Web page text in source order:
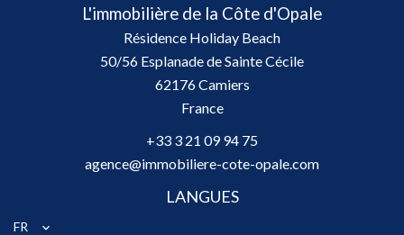
L'immobilière de la Côte d'Opale
Résidence Holiday Beach
50/56 Esplanade de Sainte Cécile
62176Camiers
France
+33 3 21 09 94 75
agence@immobiliere-cote-opale.com
LANGUES
FR